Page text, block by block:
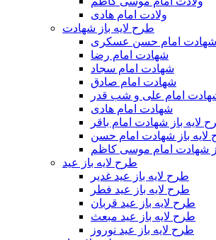
ولادت امام هادی
طرح لایه باز شهادت
شهادت امام حسن عسکری
شهادت امام رضا
شهادت امام سجاد
شهادت امام صادق
امام علی و شب قدر
شهادت امام هادی
لایه باز شهادت امام باقر
لایه باز شهادت امام حسن
شهادت امام موسی کاظم
طرح لایه باز عید
طرح لایه باز عید غدیر
طرح لایه باز عید فطر
طرح لایه باز عید قربان
طرح لایه باز عید مبعث
طرح لایه باز عید نوروز